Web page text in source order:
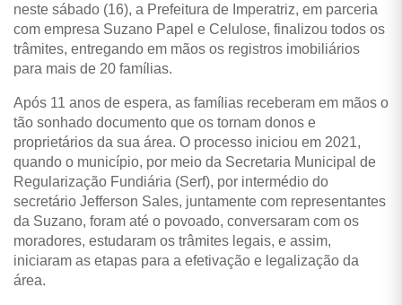
neste sábado (16), a Prefeitura de Imperatriz, em parceria
com empresa Suzano Papel e Celulose, finalizou todos os
trâmites, entregando em mãos os registros imobiliários
para mais de 20 famílias.
Após 11 anos de espera, as famílias receberam em mãos o
tão sonhado documento que os tornam donos e
proprietários da sua área. O processo iniciou em 2021,
quando o município, por meio da Secretaria Municipal de
Regularização Fundiária (Serf), por intermédio do
secretário Jefferson Sales, juntamente com representantes
da Suzano, foram até o povoado, conversaram com os
moradores, estudaram os trâmites legais, e assim,
iniciaram as etapas para a efetivação e legalização da
área.